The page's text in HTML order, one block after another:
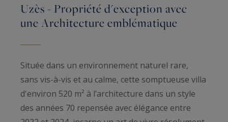
Uzès - Propriété d'exception avec
une Architecture emblématique
Située dans un environnement naturel rare,
sans vis-à-vis et au calme, cette somptueuse villa
d'environ 520 m² à l’architecture dans un style
des années 70 repensée avec élégance entre